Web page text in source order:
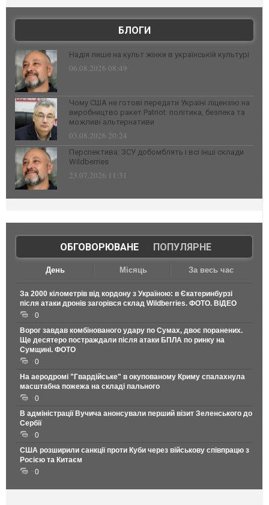
БЛОГИ
Надія лише на культ жінки в українській культурі
06.08.2026 08:49
Чому США не готові передати Україні ліцензію на
виробництво ракет Patriot: політика, безпека та
можливі альтернативи
03.08.2026 20:24
Перспектива: ЗСУ добомблять і всі інші склади
Wildberries
23.07.2026 11:31
ОБГОВОРЮВАНЕ| ПОПУЛЯРНЕ
День Місяць За весь час
За 2000 кілометрів від кордону з Україною: в Єкатеринбурзі
після атаки дронів загорівся склад Wildberries. ФОТО. ВІДЕО
0
Ворог завдав комбінованого удару по Сумах, двоє поранених.
Ще десятеро постраждали після атаки БПЛА по ринку на
Сумщині. ФОТО
0
На аеродромі "Гвардійське" в окупованому Криму спалахнула
масштабна пожежа на складі пального
0
В адміністрації Вучича анонсували перший візит Зеленського до
Сербії
0
США розширили санкції проти Куби через військову співпрацю з
Росією та Китаєм
0